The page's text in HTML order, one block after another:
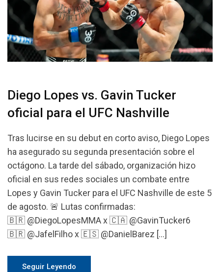
Diego Lopes vs. Gavin Tucker
oficial para el UFC Nashville
Tras lucirse en su debut en corto aviso, Diego Lopes
ha asegurado su segunda presentación sobre el
octágono. La tarde del sábado, organización hizo
oficial en sus redes sociales un combate entre
Lopes y Gavin Tucker para el UFC Nashville de este 5
de agosto. 🚨 Lutas confirmadas:
🇧🇷 @DiegoLopesMMA x 🇨🇦 @GavinTucker6
🇧🇷 @JafelFilho x 🇪🇸 @DanielBarez […]
Seguir Leyendo